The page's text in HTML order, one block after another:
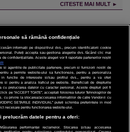
CITESTE MAI MULT ►
să rămână confidențiale
informații pe dispozitivul dvs., precum identificatorii cookie
Puteți accepta sau gestiona alegerile dvs. făcând clic mai
confidențialitate. Aceste alegeri vor fi raportate partenerilor noștri
si agentiile de publicitate partenere, precum si furnizorii nostri de
a permite website-ului sa functioneze, pentru a personaliza
in functie de interesele si/sau profilul dvs., pentru a va oferi
si pentru a analiza traficul pe website. Beneficiati de drepturile
cu prelucrarea datelor cu caracter personal. Aceste drepturi pot fi
click pe “ACCEPT TOATE”, acceptati folosirea tuturor Tehnologiilor de
cu privire la stocarea/accesarea informatiilor de catre Vendor-ii cu
SETARILE INDIVIDUAL” puteti schimba preferintele in mod
necesare pentru functionarea website-ului.
prelucrăm datele pentru a oferi:
performanței reclamelor. Stocarea și/sau accesarea